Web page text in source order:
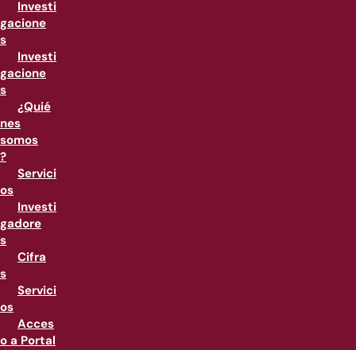
Investi
gacione
s
Investi
gacione
s
¿Quié
nes
somos
?
Servici
os
Investi
gadore
s
Cifra
s
Servici
os
Acces
o a Portal